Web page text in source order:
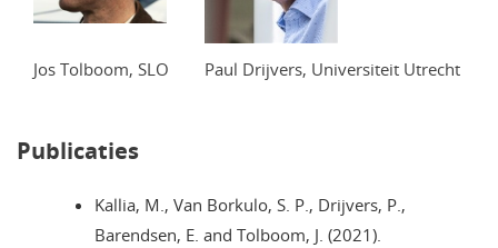
Jos Tolboom, SLO Paul Drijvers, Universiteit Utrecht
Publicaties
Kallia, M., Van Borkulo, S. P., Drijvers, P.,
Barendsen, E. and Tolboom, J. (2021).